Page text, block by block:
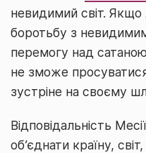
невидимий світ.
боротьбу з
перемогу над
не зможе
зустріне на своєму
Відповідальність
об’єднати країну,